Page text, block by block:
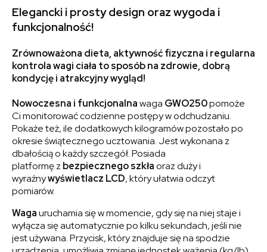
Elegancki i prosty design oraz wygoda i
funkcjonalność!
Zrównoważona dieta, aktywność fizyczna i regularna
kontrola wagi ciała to sposób na zdrowie, dobrą
kondycję i atrakcyjny wygląd!
Nowoczesna i funkcjonalnawaga GWO250pomoże
Ci monitorować codzienne postępy w odchudzaniu.
Pokaże też, ile dodatkowych kilogramów pozostało po
okresie świątecznego ucztowania. Jest wykonana z
dbałością o każdy szczegół. Posiada
platformęz bezpiecznego szkłaoraz duży i
wyraźnywyświetlacz LCD, który ułatwia odczyt
pomiarów.
Wagauruchamia się w momencie, gdy się na niej staje i
wyłącza się automatycznie po kilku sekundach, jeśli nie
jest używana. Przycisk, który znajduje się na spodzie